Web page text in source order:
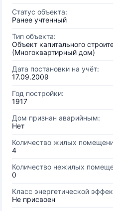
Статус объекта:
Ранее учтенный
Тип объекта:
Объект капитального
(Многоквартирный дом)
Дата постановки на учёт:
17.09.2009
Год постройки:
1917
Дом признан аварийным:
Нет
Количество жилых
4
Количество нежилых
0
Класс энергетической
Не присвоен